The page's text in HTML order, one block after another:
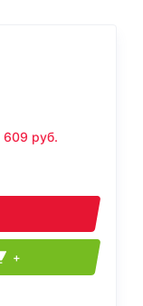
609 руб.
+